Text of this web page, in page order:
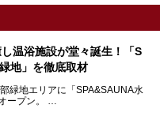
温浴施設が堂々誕生！「S
地」を徹底取材
緑地エリアに「SPA&SAUNA水
ープン。